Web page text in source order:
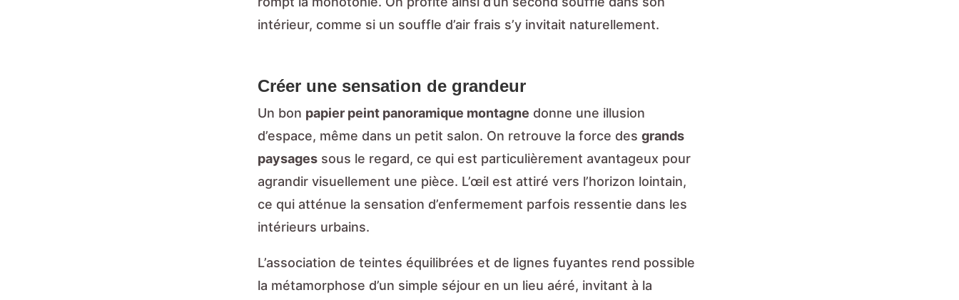
intérieur, comme si un souffle d’air frais s’y invitait naturellement.
Créer une sensation de grandeur
Un bon papier peint panoramique montagne donne une illusion
d’espace, même dans un petit salon. On retrouve la force desgrands
paysages sous le regard, ce qui est particulièrement avantageux pour
agrandir visuellement une pièce. L’œil est attiré vers l’horizon lointain,
ce qui atténue la sensation d’enfermement parfois ressentie dans les
intérieurs urbains.
L’association de teintes équilibrées et de lignes fuyantes rend possible
la métamorphose d’un simple séjour en un lieu aéré, invitant à la